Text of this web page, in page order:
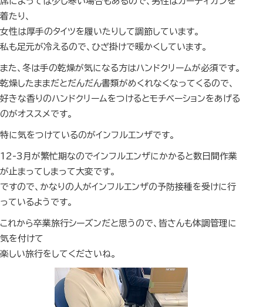
着たり、
女性は厚手のタイツを履いたりして調節しています。
私も足元が冷えるので、ひざ掛けで暖かくしています。
また、冬は手の乾燥が気になる方はハンドクリームが必須です。
乾燥したままだとだんだん書類がめくれなくなってくるので、
好きな香りのハンドクリームをつけるとモチベーションをあげる
のがオススメです。
特に気をつけているのがインフルエンザです。
12-3月が繁忙期なのでインフルエンザにかかると数日間作業
が止まってしまって大変です。
ですので、かなりの人がインフルエンザの予防接種を受けに行
っているようです。
これから卒業旅行シーズンだと思うので、皆さんも体調管理に
気を付けて
楽しい旅行をしてくださいね。